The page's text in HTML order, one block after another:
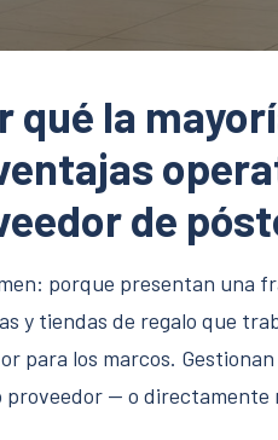
qué la
de
porque presentan una
y tiendas de regalo que
para los marcos.
proveedor — o directamente